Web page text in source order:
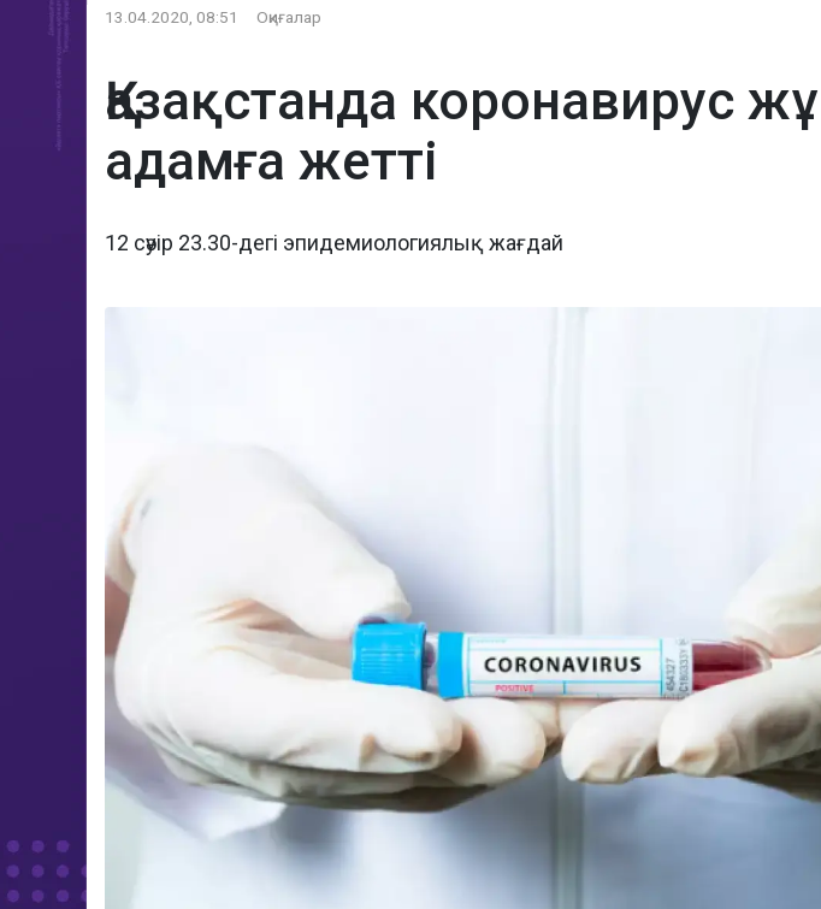
13.04.2020, 08:51 Оқиғалар
Қазақстанда коронавирус
адамға жетті
12 сәуір 23.30-дегі эпидемиологиялық жағдай